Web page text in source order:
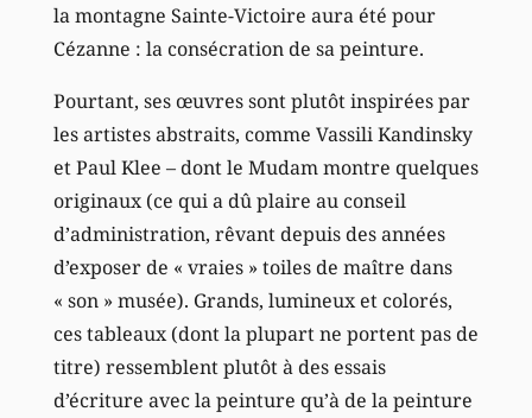
la montagne Sainte-Victoire aura été pour
Cézanne : la consécration de sa peinture.
Pourtant, ses œuvres sont plutôt inspirées par
les artistes abstraits, comme Vassili Kandinsky
et Paul Klee – dont le Mudam montre quelques
originaux (ce qui a dû plaire au conseil
d’administration, rêvant depuis des années
d’exposer de « vraies » toiles de maître dans
« son » musée). Grands, lumineux et colorés,
ces tableaux (dont la plupart ne portent pas de
titre) ressemblent plutôt à des essais
d’écriture avec la peinture qu’à de la peinture